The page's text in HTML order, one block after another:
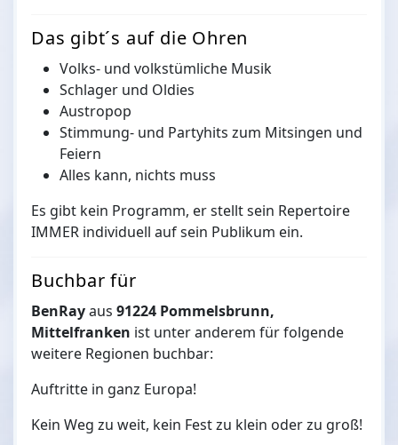
Das gibt´s auf die Ohren
Volks- und volkstümliche Musik
Schlager und Oldies
Austropop
Stimmung- und Partyhits zum Mitsingen und
Feiern
Alles kann, nichts muss
Es gibt kein Programm, er stellt sein Repertoire
IMMER individuell auf sein Publikum ein.
Buchbar für
BenRayaus 91224 Pommelsbrunn,
Mittelfranken ist unter anderem für folgende
weitere Regionen buchbar:
Auftritte in ganz Europa!
Kein Weg zu weit, kein Fest zu klein oder zu groß!